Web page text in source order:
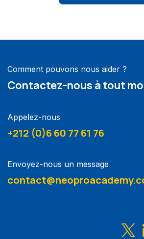
Comment pouvons nous aider ?
Contactez-nous à tout
Appelez-nous
+212 (0)6 60 77 61 76
Envoyez-nous un message